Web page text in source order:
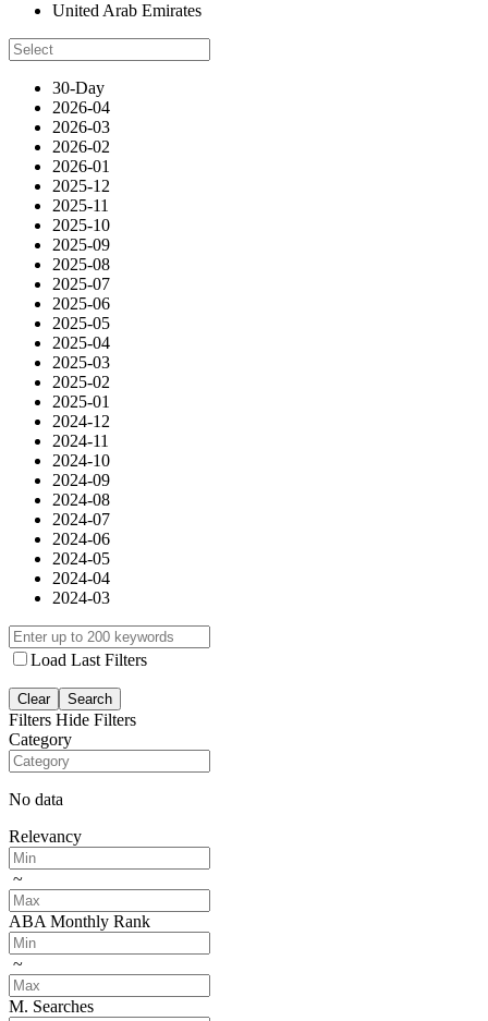
United Arab Emirates
30-Day
2026-04
2026-03
2026-02
2026-01
2025-12
2025-11
2025-10
2025-09
2025-08
2025-07
2025-06
2025-05
2025-04
2025-03
2025-02
2025-01
2024-12
2024-11
2024-10
2024-09
2024-08
2024-07
2024-06
2024-05
2024-04
2024-03
Load Last Filters
Clear Search
Filters Hide Filters
Category
No data
Relevancy
~
ABA Monthly Rank
~
M. Searches